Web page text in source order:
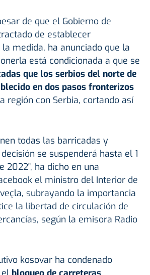
de que el Gobierno de
de establecer
medida, ha anunciado que la
está condicionada a que se
que los serbios del norte de
en dos pasos fronterizos
región con Serbia, cortando así
todas las barricadas y
se suspenderá hasta el 1
2022", ha dicho en una
el ministro del Interior de
subrayando la importancia
la libertad de circulación de
según la emisora Radio
kosovar ha condenado